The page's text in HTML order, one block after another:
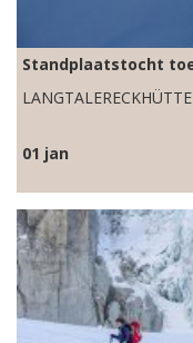
Standplaatstocht
01 jan